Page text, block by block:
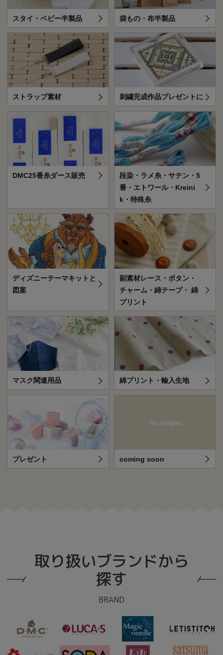
スタイ・ベビー半製品 袋もの・布半製品
ストラップ素材 刺繍完成作品プレゼントに
DMC25番糸ダース販売
段染・ラメ糸・サテン・5
番・エトワール・Kreini
k・特殊糸
ディズニーテーマキットと
図案
副素材レース・ボタン・
チャーム・綿テープ・ 綿
プリント
マスク関連用品 綿プリント・輸入生地
プレゼント coming soon
取り扱いブランドから
探す
BRAND